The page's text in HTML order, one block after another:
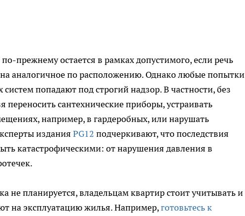
прежнему остается в рамках допустимого, если речь
аналогичное по расположению. Однако любые попытки
попадают под строгий надзор. В частности, без
переносить сантехнические приборы, устраивать
например, в гардеробных, или нарушать
издания PG12 подчеркивают, что последствия
катастрофическими: от нарушения давления в
не планируется, владельцам квартир стоит учитывать и
на эксплуатацию жилья. Например,готовьтесь к